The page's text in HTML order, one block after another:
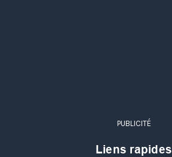
PUBLICITÉ
Liens rapides